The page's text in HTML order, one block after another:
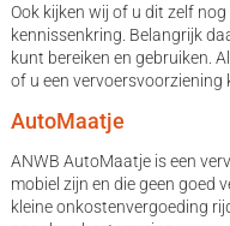
Ook kijken wij of u dit zelf
kennissenkring. Belangrijk
kunt bereiken en gebruiken.
of u een vervoersvoorziening
AutoMaatje
ANWB AutoMaatje is een
mobiel zijn en die geen goed
kleine onkostenvergoeding